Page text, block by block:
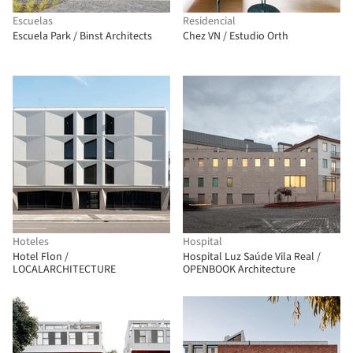
Escuelas
Escuela Park / Binst Architects
Residencial
Chez VN / Estudio Orth
Hoteles
Hotel Flon /
LOCALARCHITECTURE
Hospital
Hospital Luz Saúde Vila Real /
OPENBOOK Architecture